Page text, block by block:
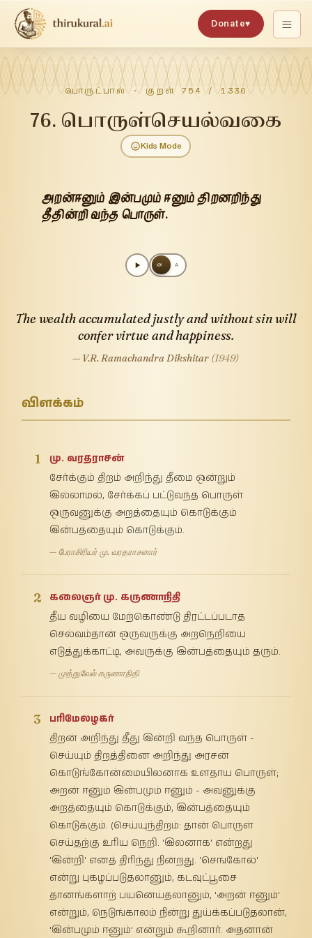
Donate♥
பொருட்பால்· குறள்754/1330
76.பொருள்செயல்வகை
Kids Mode
அறன்ஈனும் இன்பமும் ஈனும் திறனறிந்து
தீதின்றி வந்த பொருள்.
அ A
The wealth accumulated justly and without sin will
confer virtue and happiness.
— V.R. Ramachandra Dikshitar (1949)
விளக்கம்
1
மு. வரதராசன்
சேர்க்கும் திறம் அறிந்து தீமை ஒன்றும்
இல்லாமல், சேர்க்கப் பட்டுவந்த பொருள்
ஒருவனுக்கு அறத்தையும் கொடுக்கும்
இன்பத்தையும் கொடுக்கும்.
— பேராசிரியர் மு. வரதராசனார்
2
கலைஞர் மு. கருணாநிதி
தீய வழியை மேற்கொண்டு திரட்டப்படாத
செல்வம்தான் ஒருவருக்கு அறநெறியை
எடுத்துக்காட்டி, அவருக்கு இன்பத்தையும் தரும்.
— முத்துவேல் கருணாநிதி
3
பரிமேலழகர்
திறன் அறிந்து தீது இன்றி வந்த பொருள் -
செய்யும் திறத்தினை அறிந்து அரசன்
கொடுங்கோன்மையிலனாக உளதாய பொருள்;
அறன் ஈனும் இன்பமும் ஈனும் - அவனுக்கு
அறத்தையும் கொடுக்கும், இன்பத்தையும்
கொடுக்கும். (செய்யுந்திறம்: தான் பொருள்
செய்தற்கு உரிய நெறி. 'இலனாக' என்றது
'இன்றி' எனத் திரிந்து நின்றது. 'செங்கோல்'
என்று புகழப்படுதலானும், கடவுட்பூசை
தானங்களாற் பயனெய்தலானும், 'அறன் ஈனும்'
என்றும், நெடுங்காலம் நின்று துய்க்கப்படுதலான்,
'இன்பமும் ஈனும்' என்றும் கூறினார். அதனான்